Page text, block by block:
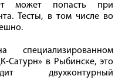
может попасть при
Тесты, в том числе во
специализированном
Сатурн» в Рыбинске, это
двухконтурный